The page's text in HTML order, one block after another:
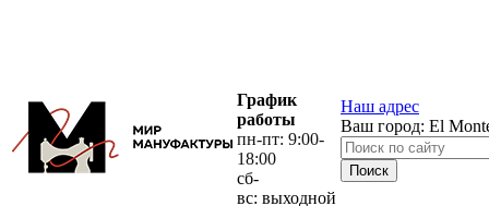
График
работы
пн-пт: 9:00-
18:00
сб-
вс: выходной
Наш адрес
Ваш город: El